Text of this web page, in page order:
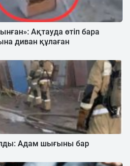
Ақтауда өтіп бара
диван құлаған
Адам шығыны бар